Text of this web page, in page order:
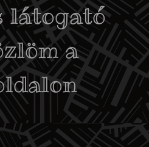
látogató
a